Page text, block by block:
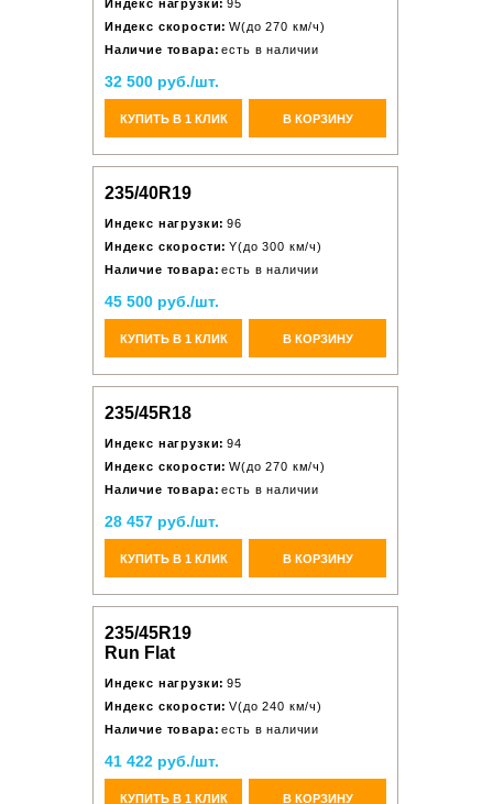
Индекс нагрузки: 95
Индекс скорости: W(до 270 км/ч)
Наличие товара: есть в наличии
32 500 руб./шт.
КУПИТЬ В 1 КЛИК В КОРЗИНУ
235/40R19
Индекс нагрузки: 96
Индекс скорости: Y(до 300 км/ч)
Наличие товара: есть в наличии
45 500 руб./шт.
КУПИТЬ В 1 КЛИК В КОРЗИНУ
235/45R18
Индекс нагрузки: 94
Индекс скорости: W(до 270 км/ч)
Наличие товара: есть в наличии
28 457 руб./шт.
КУПИТЬ В 1 КЛИК В КОРЗИНУ
235/45R19
Run Flat
Индекс нагрузки: 95
Индекс скорости: V(до 240 км/ч)
Наличие товара: есть в наличии
41 422 руб./шт.
КУПИТЬ В 1 КЛИК В КОРЗИНУ